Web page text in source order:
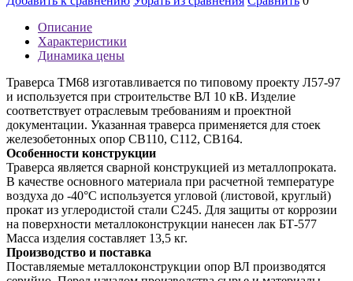
Описание
Характеристики
Динамика цены
Траверса ТМ68 изготавливается по типовому проекту Л57-97
и используется при строительстве ВЛ 10 кВ. Изделие
соответствует отраслевым требованиям и проектной
документации. Указанная траверса применяется для стоек
железобетонных опор СВ110, С112, СВ164.
Особенности конструкции
Траверса является сварной конструкцией из металлопроката.
В качестве основного материала при расчетной температуре
воздуха до -40°С используется угловой (листовой, круглый)
прокат из углеродистой стали С245. Для защиты от коррозии
на поверхности металлоконструкции нанесен лак БТ-577
Масса изделия составляет 13,5 кг.
Производство и поставка
Поставляемые металлоконструкции опор ВЛ производятся